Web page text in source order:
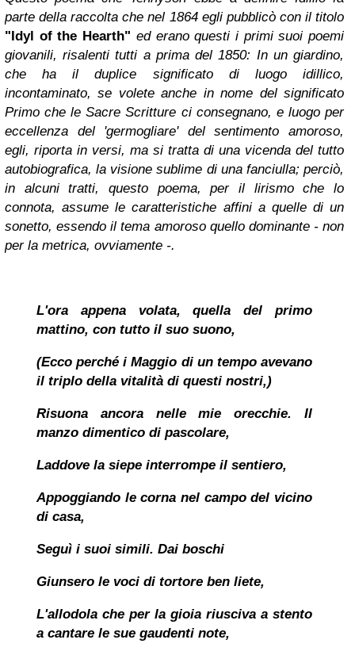
parte della raccolta che nel 1864 egli pubblicò con il titolo
"Idyl of the Hearth" ed erano questi i primi suoi poemi
giovanili, risalenti tutti a prima del 1850: In un giardino,
che ha il duplice significato di luogo idillico,
incontaminato, se volete anche in nome del significato
Primo che le Sacre Scritture ci consegnano, e luogo per
eccellenza del 'germogliare' del sentimento amoroso,
egli, riporta in versi, ma si tratta di una vicenda del tutto
autobiografica, la visione sublime di una fanciulla; perciò,
in alcuni tratti, questo poema,per il lirismo che lo
connota,assume le caratteristiche affini a quelle di un
sonetto, essendo il tema amoroso quello dominante - non
per la metrica, ovviamente -.
L'ora appena volata, quella del primo
mattino, con tutto il suo suono,
(Ecco perché i Maggio di un tempo avevano
il triplo della vitalità di questi nostri,)
Risuona ancora nelle mie orecchie. Il
manzo dimentico di pascolare,
Laddove la siepe interrompe il sentiero,
Appoggiando le corna nel campo del vicino
di casa,
Seguì i suoi simili. Dai boschi
Giunsero le voci di tortore ben liete,
L'allodola che per la gioia riusciva a stento
a cantare le sue gaudenti note,